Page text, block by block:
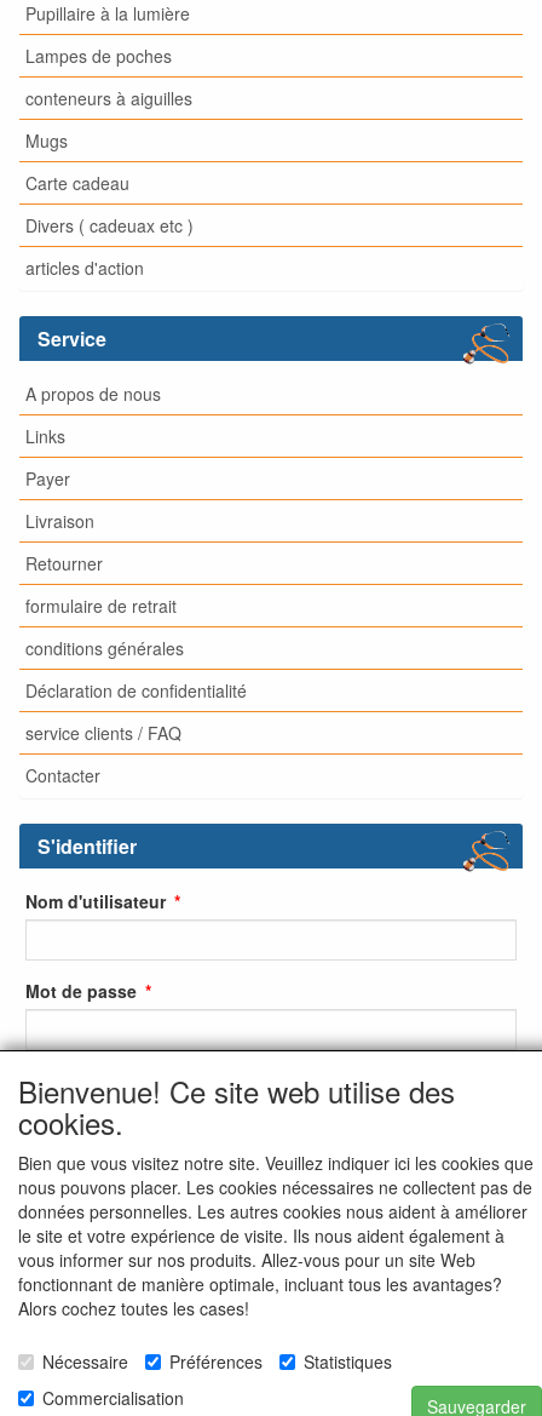
Pupillaire à la lumière
Lampes de poches
conteneurs à aiguilles
Mugs
Carte cadeau
Divers ( cadeuax etc )
articles d'action
Service
A propos de nous
Links
Payer
Livraison
Retourner
formulaire de retrait
conditions générales
Déclaration de confidentialité
service clients / FAQ
Contacter
S'identifier
Nom d'utilisateur
Mot de passe
S'identifier
S'inscrire
Mot de passe oublié ?
Bienvenue! Ce site web utilise des
cookies.
Bien que vous visitez notre site. Veuillez indiquer ici les cookies que
nous pouvons placer. Les cookies nécessaires ne collectent pas de
données personnelles. Les autres cookies nous aident à améliorer
le site et votre expérience de visite. Ils nous aident également à
vous informer sur nos produits. Allez-vous pour un site Web
fonctionnant de manière optimale, incluant tous les avantages?
Alors cochez toutes les cases!
Nécessaire Préférences
Statistiques
Commercialisation
Sauvegarder